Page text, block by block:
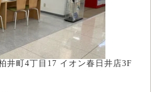
井町4丁目17 イオン春日井店3F